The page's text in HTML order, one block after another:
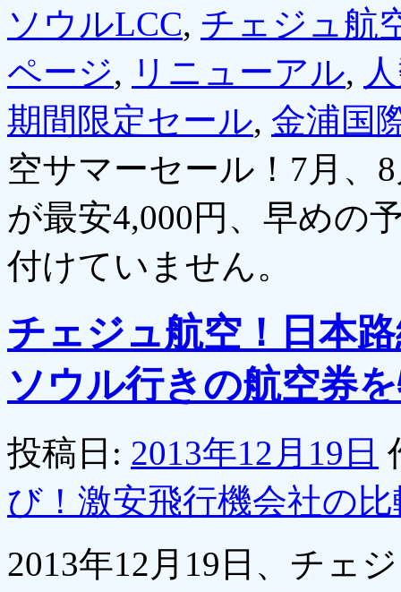
ソウルLCC, チェジュ航
ページ, リニューアル,
期間限定セール, 金浦国
空サマーセール！7月、
が最安4,000円、早めの
付けていません。
チェジュ航空！日本
ソウル行きの航空券
投稿日: 2013年12月19日
び！激安飛行機会社の
2013年12月19日、チェ